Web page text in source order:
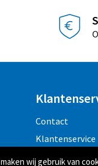
Contact
Klantenservice
wij gebruik van